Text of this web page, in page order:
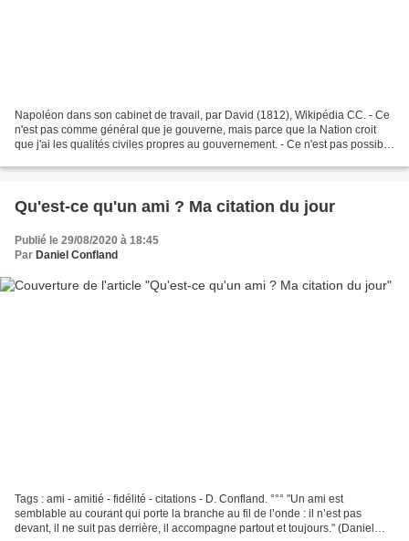
Napoléon dans son cabinet de travail, par David (1812), Wikipédia CC. - Ce
n'est pas comme général que je gouverne, mais parce que la Nation croit
que j'ai les qualités civiles propres au gouvernement. - Ce n'est pas possible
Qu'est-ce qu'un ami ? Ma citation du jour
Publié le 29/08/2020 à 18:45
Par Daniel Confland
Tags : ami - amitié - fidélité - citations - D. Confland. °°° "Un ami est
semblable au courant qui porte la branche au fil de l’onde : il n’est pas
devant, il ne suit pas derrière, il accompagne partout et toujours." (Daniel